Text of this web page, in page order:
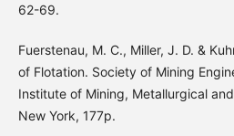
62-69.
Fuerstenau, M. C., Miller, J. D. &
of Flotation. Society of Mining
Institute of Mining, Metallurgical
New York, 177p.